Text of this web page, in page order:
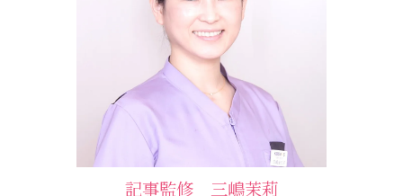
記事監修 三嶋茉莉